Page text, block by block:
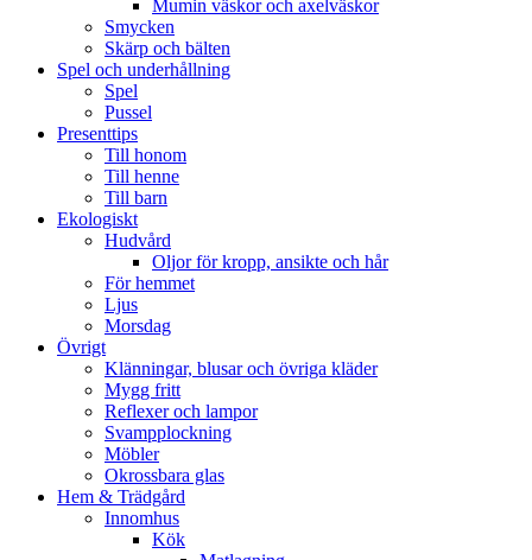
Mumin väskor och axelväskor
Smycken
Skärp och bälten
Spel och underhållning
Spel
Pussel
Presenttips
Till honom
Till henne
Till barn
Ekologiskt
Hudvård
Oljor för kropp, ansikte och hår
För hemmet
Ljus
Morsdag
Övrigt
Klänningar, blusar och övriga kläder
Mygg fritt
Reflexer och lampor
Svampplockning
Möbler
Okrossbara glas
Hem & Trädgård
Innomhus
Kök